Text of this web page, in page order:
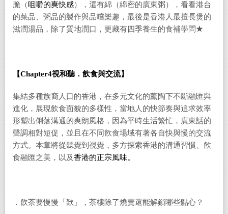
脆（咀嚼的爽快感），還有綿（綿密的廣東粥），看看港台
的菜品、粥品的製作與品嚐樂趣，最後是香港人最擅長煲的
滋潤湯品，除了質地潤口，更藏有四季養生的食補學問★
【Chapter4視和聽．飲食與交流】
集結多種族裔人口的香港，在多元文化的薰陶下不斷融匯與
進化，展現飲食面貌的多樣性，當地人的快節奏與追求效率
形塑出俐落溝通的爽朗風格，因為平時生活繁忙，廣東話的
聲調相對短促，並且在不同飮食場域有著各自快與慢的交流
方式。本章將從聽覺到視覺，多方探索香港的溝通習慣、飮
食融匯之美，以及香港的正宗風味。
．飲茶要慢慢「歎」，茶樓除了燒賣還能解鎖哪些點心？